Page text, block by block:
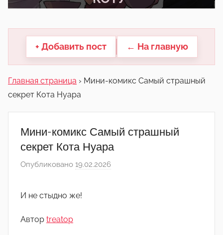
другие.
+ Добавить пост ← На главную
Главная страница › Мини-комикс Самый страшный
секрет Кота Нуара
Мини-комикс Самый страшный
секрет Кота Нуара
Опубликовано 19.02.2026
И не стыдно же!
Автор treatop